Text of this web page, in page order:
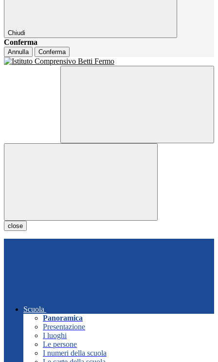
Chiudi
Conferma
Annulla Conferma
close
Scuola
Panoramica
Presentazione
I luoghi
Le persone
I numeri della scuola